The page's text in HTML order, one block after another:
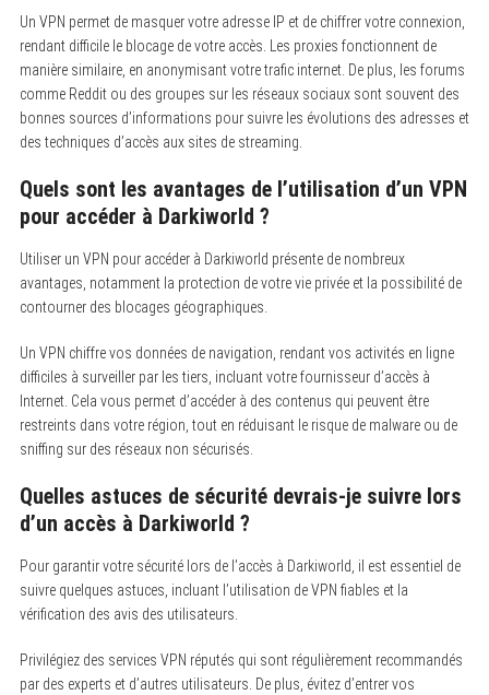
Un VPN permet de masquer votre adresse IP et de chiffrer votre connexion,
rendant difficile le blocage de votre accès. Les proxies fonctionnent de
manière similaire, en anonymisant votre trafic internet. De plus, les forums
comme Reddit ou des groupes sur les réseaux sociaux sont souvent des
bonnes sources d’informations pour suivre les évolutions des adresses et
des techniques d’accès aux sites de streaming.
Quels sont les avantages de l’utilisation d’un VPN
pour accéder à Darkiworld ?
Utiliser un VPN pour accéder à Darkiworld présente de nombreux
avantages, notamment la protection de votre vie privée et la possibilité de
contourner des blocages géographiques.
Un VPN chiffre vos données de navigation, rendant vos activités en ligne
difficiles à surveiller par les tiers, incluant votre fournisseur d’accès à
Internet. Cela vous permet d’accéder à des contenus qui peuvent être
restreints dans votre région, tout en réduisant le risque de malware ou de
sniffing sur des réseaux non sécurisés.
Quelles astuces de sécurité devrais-je suivre lors
d’un accès à Darkiworld ?
Pour garantir votre sécurité lors de l’accès à Darkiworld, il est essentiel de
suivre quelques astuces, incluant l’utilisation de VPN fiables et la
vérification des avis des utilisateurs.
Privilégiez des services VPN réputés qui sont régulièrement recommandés
par des experts et d’autres utilisateurs. De plus, évitez d’entrer vos